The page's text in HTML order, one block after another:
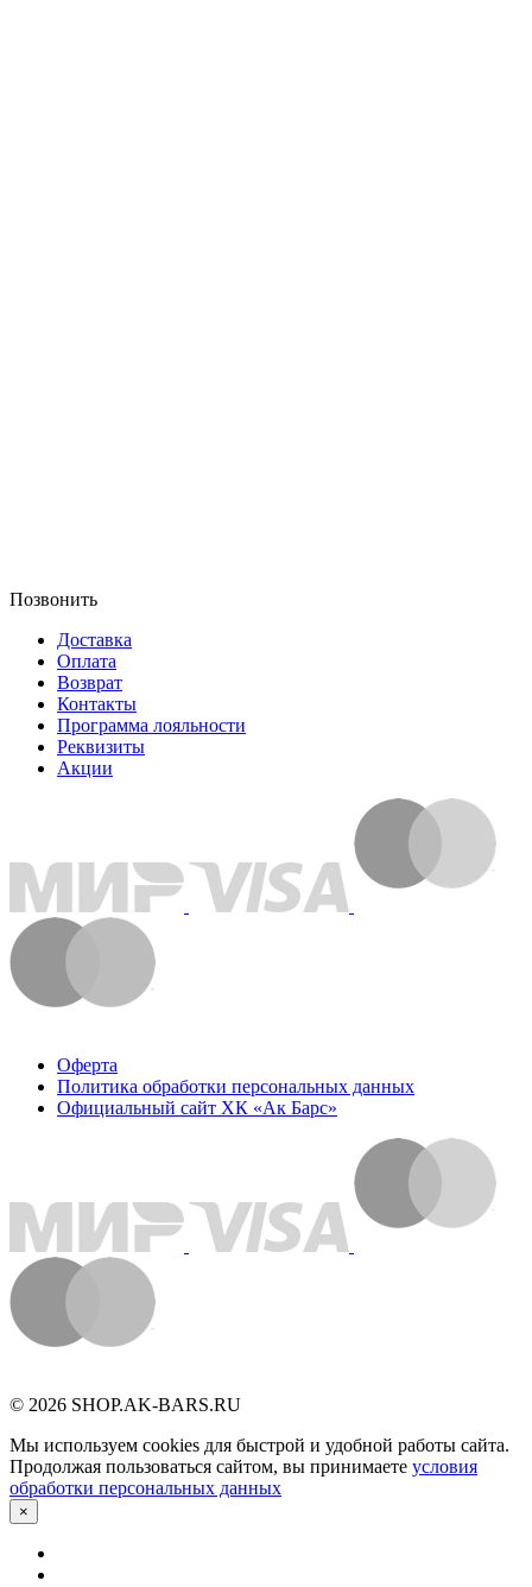
Позвонить
Доставка
Оплата
Возврат
Контакты
Программа лояльности
Реквизиты
Акции
Оферта
Политика обработки персональных данных
Официальный сайт ХК «Ак Барс»
© 2026 SHOP.AK-BARS.RU
Мы используем cookies для быстрой и удобной работы сайта.
Продолжая пользоваться сайтом, вы принимаете условия
обработки персональных данных
×